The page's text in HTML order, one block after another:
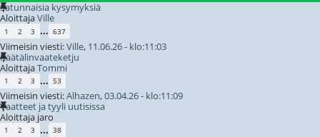
Satunnaisia kysymyksiä
AloittajaVille
1 2 3 ... 637
Viimeisin viesti:Ville, 11.06.26 - klo:11:03
Räätälinvaateketju
AloittajaTommi
1 2 3 ... 53
Viimeisin viesti:Alhazen,03.04.26 - klo:11:09
Vaatteet ja tyyli uutisissa
Aloittaja jaro
1 2 3 ... 38